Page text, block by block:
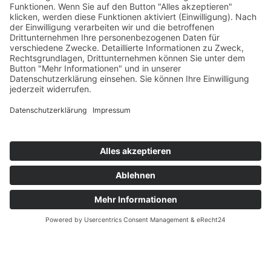
Ortsvereine
Projekte
Struktur AWO Potsdam
AWO vor Ort
Wer wir sind
Governance & Compliance
Hilfe & Service
Mitglied werden
Bedienhilfen